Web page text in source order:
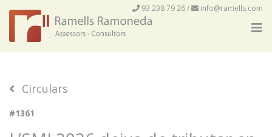
93 238 79 26/ info@ramells.com
Circulars
#1361